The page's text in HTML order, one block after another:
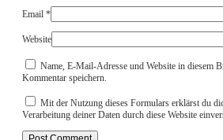
Email *
Website
Name, E-Mail-Adresse und Website in diesem
Kommentar speichern.
Mit der Nutzung dieses Formulars erklärst du
Verarbeitung deiner Daten durch diese Website